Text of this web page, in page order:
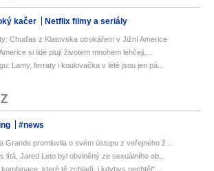
kačer Netflix filmy a seriály
Chuďas z Klatovska otrokářem v Jižní Americe
si lidé plují životem mnohem lehčeji,...
Lamy, ferraty i koulovačka v létě jsou jen pá...
#news
Grande promluvila o svém ústupu z veřejného ž...
lítá, Jared Leto byl obviněný ze sexuálního ob...
které tě zchladí, i kdybys nechtěl*...